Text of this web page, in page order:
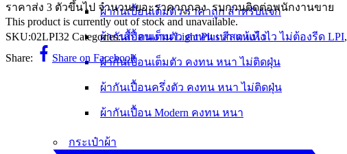
ผ้ากันเปื้อนเต็มตัว ราคาถูก สำหรับแจก
ผ้ากันเปื้อนเต็มตัว คงทน เบา แห้งไว
ผ้ากันเปื้อนเต็มตัว คงทน หนา ไม่ติดฝุ่น
ผ้ากันเปื้อนครึ่งตัว คงทน หนา ไม่ติดฝุ่น
ผ้ากันเปื้อน Modern คงทน หนา
กระเป๋าผ้า
ราคาส่ง 3 ตัวขึ้นไป จำนวนเยอะราคาถูกลง รบกวนติดต่อพนักงานขาย
This product is currently out of stock and unavailable.
SKU:02LPI32 Categories:เสื้อคนงาน Light Plus สีสด แห้งไว ไม่ต้องรีด LPI,
Share:
Share on Facebook